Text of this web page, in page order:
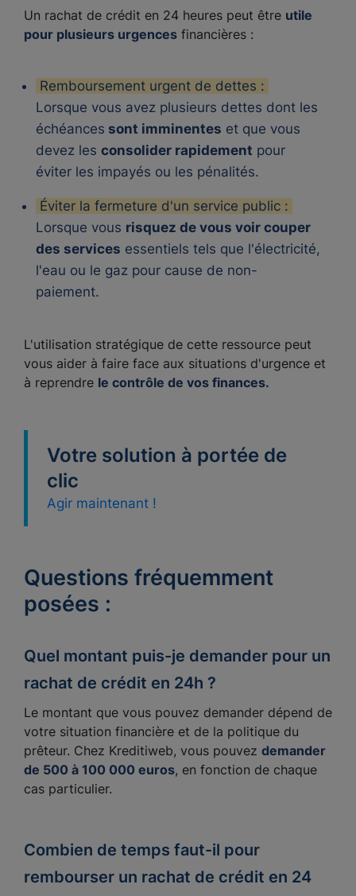
Un rachat de crédit en 24 heures peut être utile
pour plusieurs urgences financières :
Remboursement urgent de dettes :
Lorsque vous avez plusieurs dettes dont les
échéances sont imminentes et que vous
devez les consolider rapidement pour
éviter les impayés ou les pénalités.
Éviter la fermeture d'un service public :
Lorsque vous risquez de vous voir couper
des services essentiels tels que l'électricité,
l'eau ou le gaz pour cause de non-
paiement.
L'utilisation stratégique de cette ressource peut
vous aider à faire face aux situations d'urgence et
à reprendre le contrôle de vos finances.
Votre solution à portée de
clic
Agir maintenant !
Questions fréquemment
posées :
Quel montant puis-je demander pour un
rachat de crédit en 24h ?
Le montant que vous pouvez demander dépend de
votre situation financière et de la politique du
prêteur. Chez Kreditiweb, vous pouvez demander
de 500 à 100 000 euros, en fonction de chaque
cas particulier.
Combien de temps faut-il pour
rembourser un rachat de crédit en 24